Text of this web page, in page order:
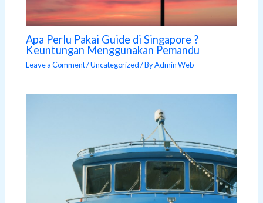
Apa Perlu Pakai Guide di Singapore ?
Keuntungan Menggunakan Pemandu
Leave a Comment/Uncategorized/ ByAdmin Web